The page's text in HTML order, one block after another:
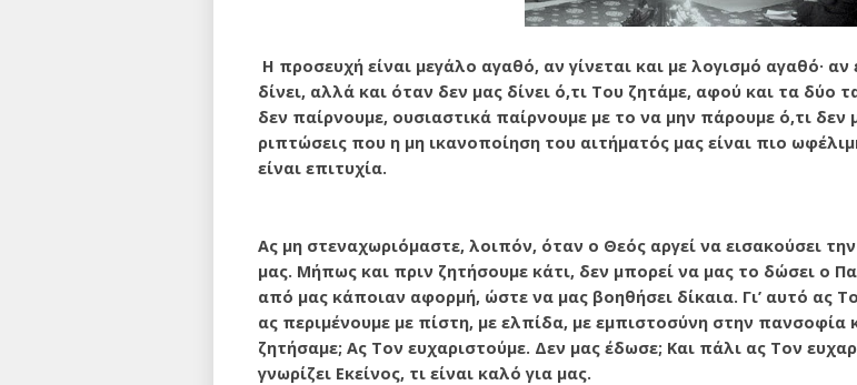
Η προσευχή είναι μεγάλο αγαθό, αν γίνε­ται και με λογισμό αγαθό·
δίνει, αλλά και όταν δεν μας δίνει ό,τι Του ζητάμε, αφού και τα δύο
δεν παίρνουμε, ουσιαστικά παίρνουμε με το να μην πά­ρουμε ό,τι
ριπτώσεις που η μη ικανοποίηση του αιτήματός μας είναι πιο
είναι επιτυχία.
Ας μη στεναχωριόμαστε, λοιπόν, όταν ο Θεός αργεί να εισακούσει
μας. Μήπως και πριν ζητήσουμε κάτι, δεν μπορεί να μας το δώσει ο
από μας κάποιαν αφορμή, ώστε να μας βοηθήσει δίκαια. Γι’ αυτό ας
ας περιμένουμε με πίστη, με ελπίδα, με εμπιστοσύνη στην
ζητήσαμε; Ας Τον ευχαριστούμε. Δεν μας έδωσε; Και πάλι ας Τον
γνωρίζει Εκείνος, τι είναι καλό για μας.